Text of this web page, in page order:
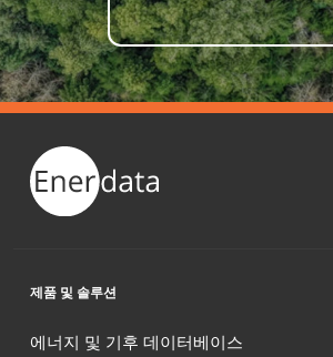
제품 및 솔루션
에너지 및 기후 데이터베이스